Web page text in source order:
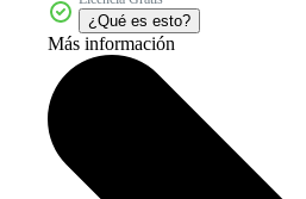
¿Qué es esto?
Más información